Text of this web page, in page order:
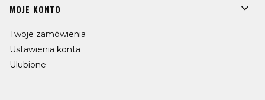
MOJE KONTO
Twoje zamówienia
Ustawienia konta
Ulubione